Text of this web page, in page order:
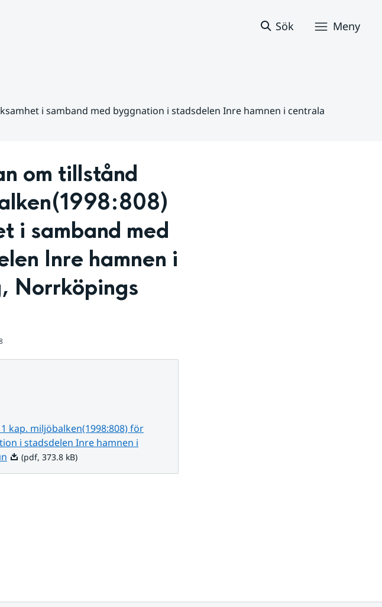
Sök Meny
i samband med byggnation i stadsdelen Inre hamnen i centrala
om tillstånd
i samband med
Inre hamnen i
Norrköpings
kap. miljöbalken(1998:808) för
i stadsdelen Inre hamnen i
Pdf, 373.8 kB.
(pdf, 373.8 kB)